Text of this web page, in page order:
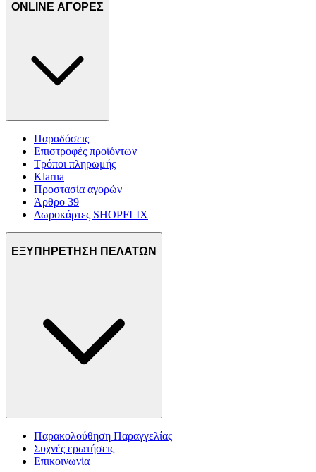
ONLINE ΑΓΟΡΕΣ
Παραδόσεις
Επιστροφές προϊόντων
Τρόποι πληρωμής
Klarna
Προστασία αγορών
Άρθρο 39
Δωροκάρτες SHOPFLIX
ΕΞΥΠΗΡΕΤΗΣΗ ΠΕΛΑΤΩΝ
Παρακολούθηση Παραγγελίας
Συχνές ερωτήσεις
Επικοινωνία